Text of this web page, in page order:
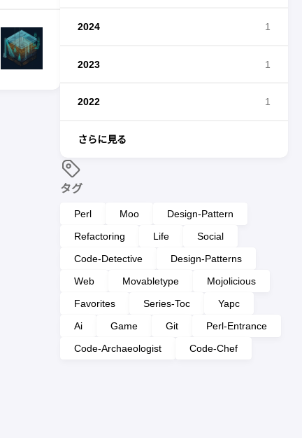
2024 1
2023 1
2022 1
さらに見る
タグ
Perl Moo
Design-Pattern
Refactoring
Life
Social
Code-Detective
Design-Patterns
Web
Movabletype
Mojolicious
Favorites
Series-Toc
Yapc
Ai
Game Git
Perl-Entrance
Code-Archaeologist
Code-Chef